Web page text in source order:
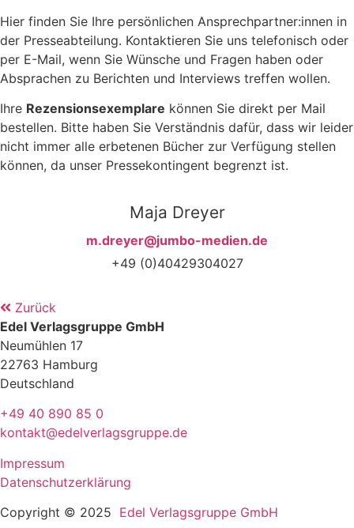
Hier finden Sie Ihre persönlichen Ansprechpartner:innen in
der Presseabteilung. Kontaktieren Sie uns telefonisch oder
per E-Mail, wenn Sie Wünsche und Fragen haben oder
Absprachen zu Berichten und Interviews treffen wollen.
Ihre Rezensionsexemplare können Sie direkt per Mail
bestellen. Bitte haben Sie Verständnis dafür, dass wir leider
nicht immer alle erbetenen Bücher zur Verfügung stellen
können, da unser Pressekontingent begrenzt ist.
Maja Dreyer
m.dreyer@jumbo-medien.de
+49 (0)40429304027
Zurück
Edel Verlagsgruppe GmbH
Neumühlen 17
22763 Hamburg
Deutschland
+49 40 890 85 0
kontakt@edelverlagsgruppe.de
Impressum
Datenschutzerklärung
Copyright © 2025 Edel Verlagsgruppe GmbH